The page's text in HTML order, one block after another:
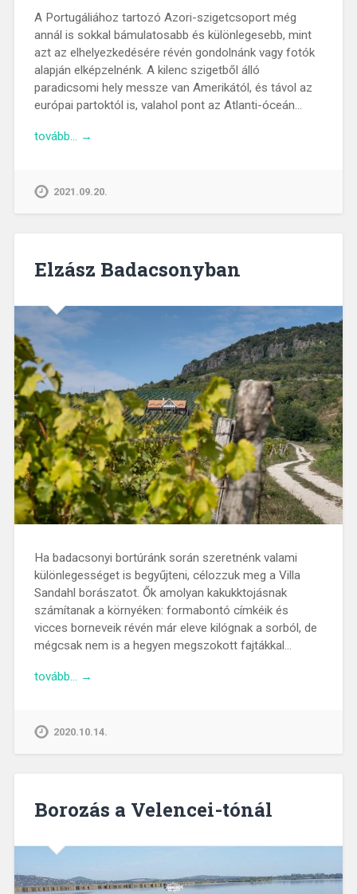
A Portugáliához tartozó Azori-szigetcsoport még
annál is sokkal bámulatosabb és különlegesebb, mint
azt az elhelyezkedésére révén gondolnánk vagy fotók
alapján elképzelnénk. A kilenc szigetből álló
paradicsomi hely messze van Amerikától, és távol az
európai partoktól is, valahol pont az Atlanti-óceán…
tovább… →
2021.09.20.
Elzász Badacsonyban
Ha badacsonyi bortúránk során szeretnénk valami
különlegességet is begyűjteni, célozzuk meg a Villa
Sandahl borászatot. Ők amolyan kakukktojásnak
számítanak a környéken: formabontó címkéik és
vicces borneveik révén már eleve kilógnak a sorból, de
mégcsak nem is a hegyen megszokott fajtákkal…
tovább… →
2020.10.14.
Borozás a Velencei-tónál